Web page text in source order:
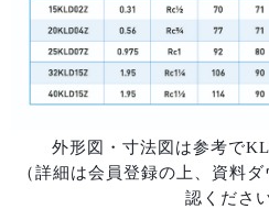
外形図・寸法図は参考で
（詳細は会員登録の上、資料
認くださ